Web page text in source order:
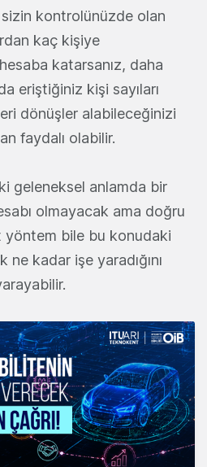
sizin kontrolünüzde olan
kaç kişiye
katarsanız, daha
eriştiğiniz kişi sayıları
dönüşler alabileceğinizi
faydalı olabilir.
geleneksel anlamda bir
olmayacak ama doğru
bile bu konudaki
ne kadar işe yaradığını